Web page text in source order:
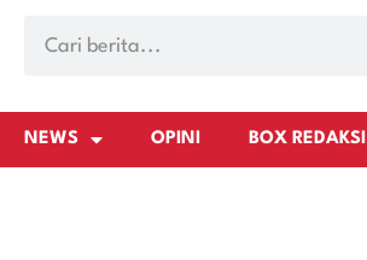
NEWS OPINI BOX REDAKSI